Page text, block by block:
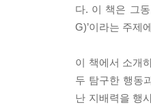
다. 이 책은 그
G)’이라는 주제
이 책에서 소개
두 탐구한 행동
난 지배력을 행